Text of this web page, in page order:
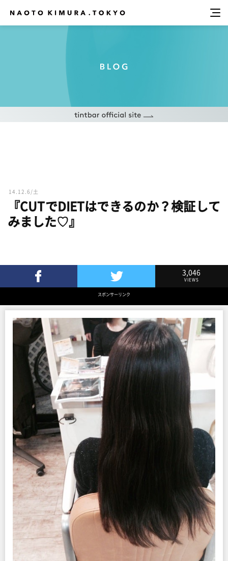
14.12.6/土
『CUTでDIETはできるのか？検証して
みました♡』
Twitterでツイート
3,046
VIEWS
スポンサーリンク